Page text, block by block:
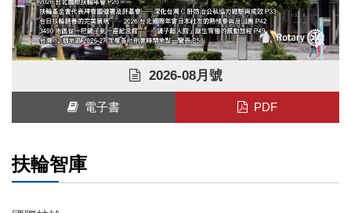
2026-08月號
電子書 PDF
扶輪智庫